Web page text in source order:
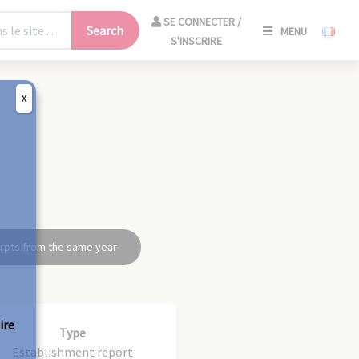
Search
SE CONNECTER /
S'INSCRIRE
MENU
from the same year
Type
Establishment report
X